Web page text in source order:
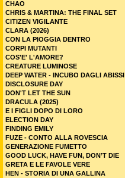
CHAO
CHRIS & MARTINA: THE FINAL SET
CITIZEN VIGILANTE
CLARA (2026)
CON LA PIOGGIA DENTRO
CORPI MUTANTI
COS'E' L'AMORE?
CREATURE LUMINOSE
DEEP WATER - INCUBO DAGLI ABISSI
DISCLOSURE DAY
DON'T LET THE SUN
DRACULA (2025)
E I FIGLI DOPO DI LORO
ELECTION DAY
FINDING EMILY
FUZE - CONTO ALLA ROVESCIA
GENERAZIONE FUMETTO
GOOD LUCK, HAVE FUN, DON’T DIE
GRETA E LE FAVOLE VERE
HEN - STORIA DI UNA GALLINA